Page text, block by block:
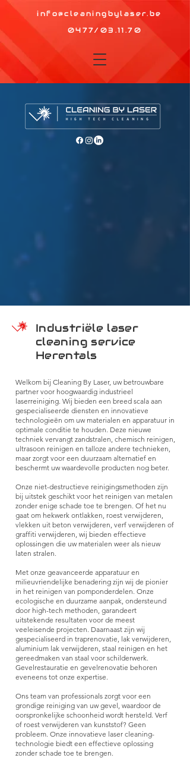
info@cleaningbylaser.be
0477/03.11.70
Industriële laser
cleaning service
Herentals
Welkom bij Cleaning By Laser, uw betrouwbare
partner voor hoogwaardig industrieel
laserreiniging. Wij bieden een breed scala aan
gespecialiseerde diensten en innovatieve
technologieën om uw materialen en apparatuur in
optimale conditie te houden. Deze nieuwe
techniek vervangt zandstralen, chemisch reinigen,
ultrasoon reinigen en talloze andere technieken,
maar zorgt voor een duurzaam alternatief en
beschermt uw waardevolle producten nog beter.
Onze niet-destructieve reinigingsmethoden zijn
bij uitstek geschikt voor het reinigen van metalen
zonder enige schade toe te brengen. Of het nu
gaat om hekwerk ontlakken, roest verwijderen,
vlekken uit beton verwijderen, verf verwijderen of
graffiti verwijderen, wij bieden effectieve
oplossingen die uw materialen weer als nieuw
laten stralen.
Met onze geavanceerde apparatuur en
milieuvriendelijke benadering zijn wij de pionier
in het reinigen van pomponderdelen. Onze
ecologische en duurzame aanpak, ondersteund
door high-tech methoden, garandeert
uitstekende resultaten voor de meest
veeleisende projecten. Daarnaast zijn wij
gespecialiseerd in traprenovatie, lak verwijderen,
aluminium lak verwijderen, staal reinigen en het
gereedmaken van staal voor schilderwerk.
Gevelrestauratie en gevelrenovatie behoren
eveneens tot onze expertise.
Ons team van professionals zorgt voor een
grondige reiniging van uw gevel, waardoor de
oorspronkelijke schoonheid wordt hersteld. Verf
of roest verwijderen van kunststof? Geen
probleem. Onze innovatieve laser cleaning-
technologie biedt een effectieve oplossing
zonder schade toe te brengen.